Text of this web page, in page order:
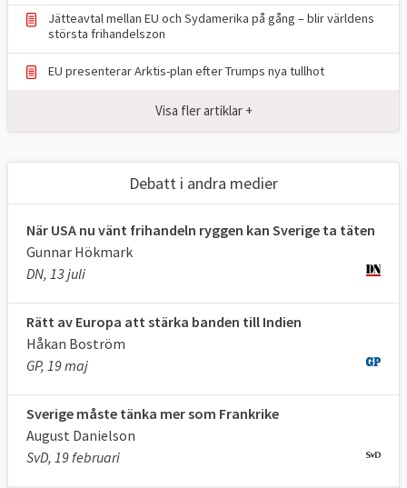
regleringar så att exempelvis en bil som får
annan utan anpassning. Det handlar även om
upphandling och tjänstehandel samt om att
EU:s avtal med Kanada,CETA-avtalet
exempel på den nya sortens omfattande
avtal.
2. Finns det vinnare och förlorare på
Ja, frihandel kan ha både vinnare och
förlorare.
Frihandel kan ha både för- och nackdelar.
För de flesta länder är det förknippat med
stora fördelar att göra sig av med tullar och
Jätteavtal mellan EU och Sydamerika på gång – blir världens
största frihandelszon
EU presenterar Arktis-plan efter Trumps nya tullhot
Visa fler artiklar +
Debatt i andra medier
När USA nu vänt frihandeln ryggen kan Sverige ta täten
Gunnar Hökmark
DN, 13 juli
Rätt av Europa att stärka banden till Indien
Håkan Boström
GP, 19 maj
Sverige måste tänka mer som Frankrike
August Danielson
SvD, 19 februari